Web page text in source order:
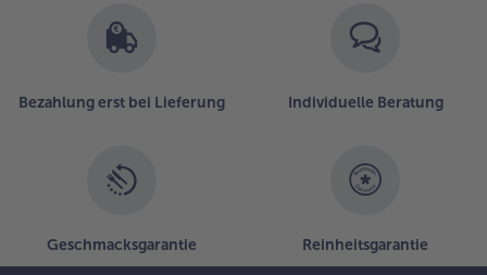
Bezahlung erst bei Lieferung Individuelle Beratung
Geschmacksgarantie Reinheitsgarantie